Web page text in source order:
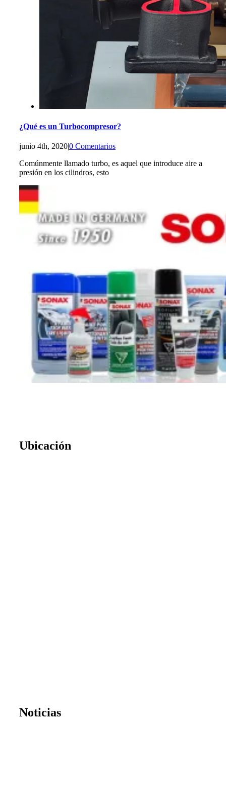
¿Qué es un Turbocompresor?
junio 4th, 2020|0 Comentarios
Comúnmente llamado turbo, es aquel que introduce aire a
presión en los cilindros, esto
Ubicación
Noticias